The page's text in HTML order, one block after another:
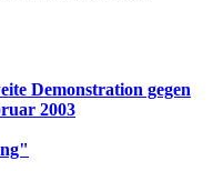
Demonstration gegen
2003